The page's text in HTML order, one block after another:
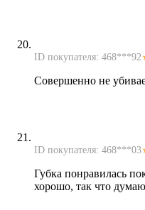
ID покупателя: 468***92
Совершенно не
ID покупателя: 468***03
Губка понравилась
хорошо, так что